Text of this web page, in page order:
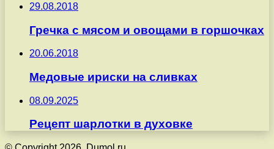
29.08.2018
Гречка с мясом и овощами в горшочках
20.06.2018
Медовые ириски на сливках
08.09.2025
Рецепт шарлотки в духовке